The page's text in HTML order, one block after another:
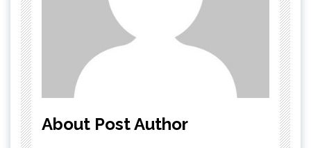
About Post Author